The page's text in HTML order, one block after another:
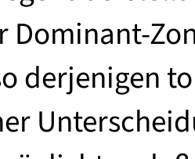
Dominant-
derjenigen